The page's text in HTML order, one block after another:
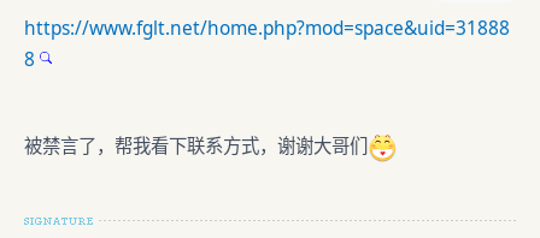
https://www.fglt.net/home.php?mod=space&uid=31888
8
被禁言了，帮我看下联系方式，谢谢大哥们